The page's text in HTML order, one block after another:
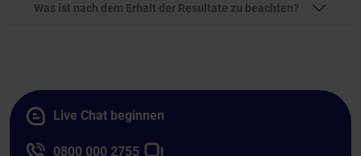
Was ist nach dem Erhalt der Resultate zu beachten?
Live Chat beginnen
0800 000 2755